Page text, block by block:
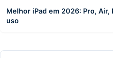
Melhor iPad em 2026: Pro,
uso